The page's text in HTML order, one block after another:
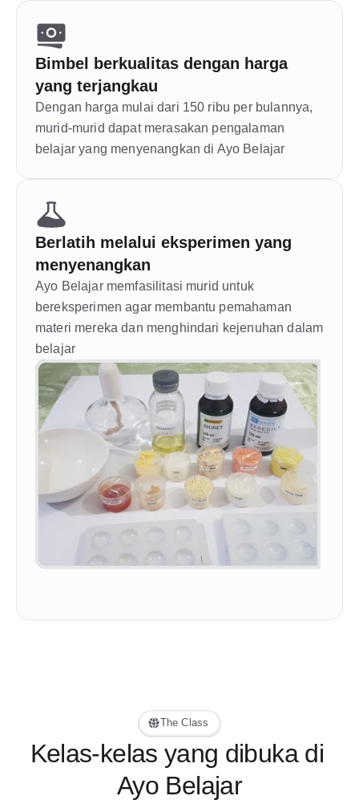
Bimbel berkualitas dengan harga
yang terjangkau
Dengan harga mulai dari 150 ribu per bulannya,
murid-murid dapat merasakan pengalaman
belajar yang menyenangkan di Ayo Belajar
Berlatih melalui eksperimen yang
menyenangkan
Ayo Belajar memfasilitasi murid untuk
bereksperimen agar membantu pemahaman
materi mereka dan menghindari kejenuhan dalam
belajar
The Class
Kelas-kelas yang dibuka di
Ayo Belajar